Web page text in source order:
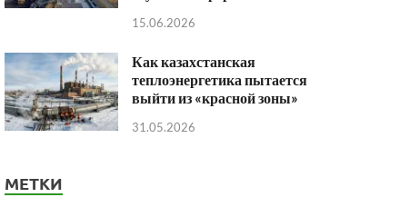
15.06.2026
Как казахстанская
теплоэнергетика пытается
выйти из «красной зоны»
31.05.2026
МЕТКИ